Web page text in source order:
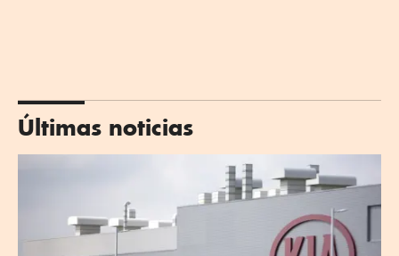
Últimas noticias